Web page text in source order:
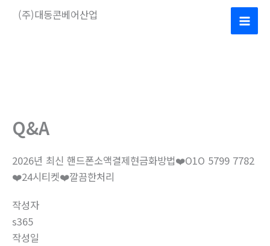
(주)대동콘베어산업
Main
Q&A
2026년 최신 핸드폰소액결제현금화방법❤️O1O 5799 7782
❤️24시티켓❤️깔끔한처리
작성자
s365
작성일